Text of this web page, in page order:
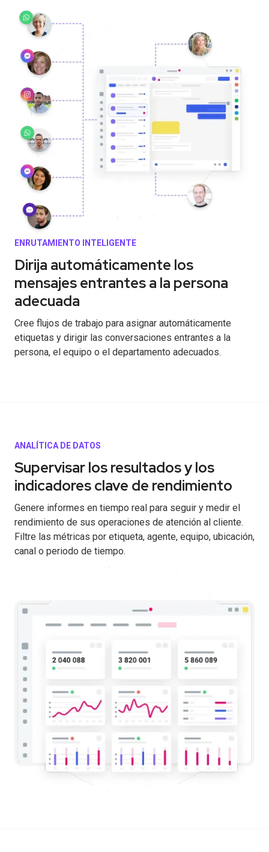
ENRUTAMIENTO INTELIGENTE
Dirija automáticamente los
mensajes entrantes a la persona
adecuada
Cree flujos de trabajo para asignar automáticamente
etiquetas y dirigir las conversaciones entrantes a la
persona, el equipo o el departamento adecuados.
ANALÍTICA DE DATOS
Supervisar los resultados y los
indicadores clave de rendimiento
Genere informes en tiempo real para seguir y medir el
rendimiento de sus operaciones de atención al cliente.
Filtre las métricas por etiqueta, agente, equipo, ubicación,
canal o periodo de tiempo.